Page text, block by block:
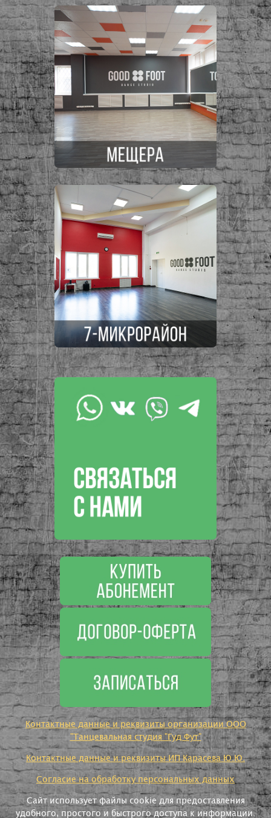
Контактные данные и реквизиты организации ООО
"Танцевальная студия "Гуд Фут"
Контактные данные и реквизиты ИП Карасева Ю.Ю.
Согласие на обработку персональных данных
Сайт использует файлы cookie для предоставления
удобного, простого и быстрого доступа к информации.